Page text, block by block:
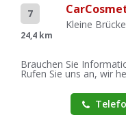
7
24,4 km
Kleine
Brauchen Sie
Rufen Sie uns an, wir